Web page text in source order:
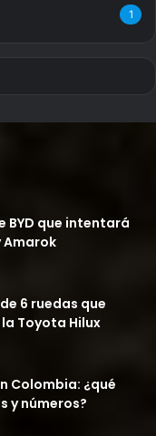
1
BYD que intentará
Amarok
6 ruedas que
Toyota Hilux
Colombia: ¿qué
y números?